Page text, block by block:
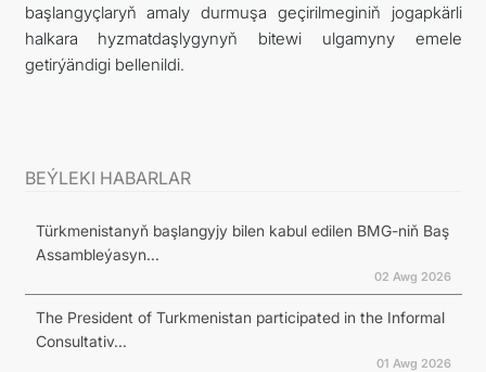
başlangyçlaryň amaly durmuşa geçirilmeginiň jogapkärli
halkara hyzmatdaşlygynyň bitewi ulgamyny emele
getirýändigi bellenildi.
BEÝLEKI HABARLAR
Türkmenistanyň başlangyjy bilen kabul edilen BMG-niň Baş
Assambleýasyn...
02 Awg 2026
The President of Turkmenistan participated in the Informal
Consultativ...
01 Awg 2026